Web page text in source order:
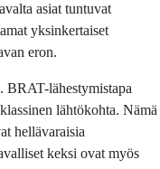
asiat tuntuvat
yksinkertaiset
eron.
lähestymistapa
lähtökohta. Nämä
hellävaraisia
keksi ovat myös